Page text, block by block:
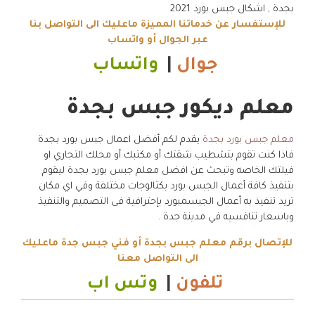
بجدة , اشكال جبس بورد 2021
للإستفسار عن خدماتنا المميزة ماعليك الى التواصل بنا
عبر الجوال أو واتساب
جوال واتساب
معلم ديكور جبس بجدة
معلم جبس بورد بجدة يقدم لكم أفضل اعمال جبس بورد بجدة
فاذا كنت تقوم بتشطيب شقتك أو مكتبك أو محلك التجاري او
فيلتك الخاصه وتبحث عن افضل معلم جبس بورد بجدة ليقوم
بتنفيذ كافة أعمال الجبس بورد بكتالوجات مختلفة وفي اي مكان
تريد تنفيذ به أعمال الجبسمبورد بإحترافية فى التصميم والتنفيذ
وباسعار تنافسيه في مدينة جدة .
للإتصال برقم معلم جبس بجدة أو فني جبس جدة ماعليك
الى التواصل معنا
تلفون وتس اب